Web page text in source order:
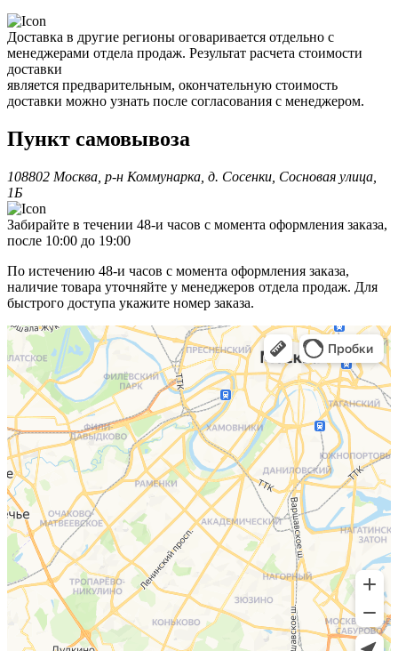
Доставка в другие регионы оговаривается отдельно с
менеджерами отдела продаж. Результат расчета стоимости
доставки
является предварительным, окончательную стоимость
доставки можно узнать после согласования с менеджером.
Пункт самовывоза
108802 Москва, р-н Коммунарка, д. Сосенки, Сосновая улица,
1Б
Забирайте в течении 48-и часов с момента оформления заказа,
после 10:00 до 19:00
По истечению 48-и часов с момента оформления заказа,
наличие товара уточняйте у менеджеров отдела продаж. Для
быстрого доступа укажите номер заказа.